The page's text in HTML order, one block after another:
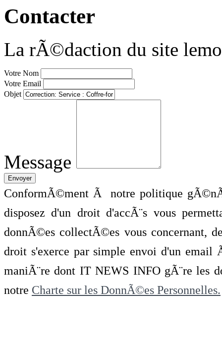
Contacter
La rÃ©daction du site
Votre Nom
Votre Email
Objet
Message
ConformÃ©ment Ã notre politique
disposez d'un droit d'accÃ¨s vous
donnÃ©es collectÃ©es vous concernant,
droit s'exerce par simple envoi d'un
maniÃ¨re dont IT NEWS INFO gÃ¨re les
notre Charte sur les DonnÃ©es Personnelles.